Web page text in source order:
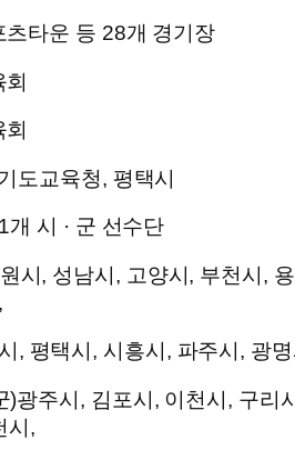
츠타운 등 28개 경기장
회
도교육청, 평택시
개 시 · 군 선수단
시, 성남시, 고양시, 부천시,
, 평택시, 시흥시, 파주시, 광
)광주시, 김포시, 이천시, 구리
시,